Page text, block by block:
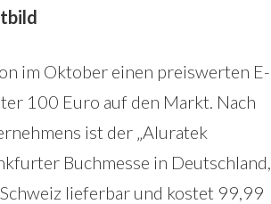
im Oktober einen preiswerten E-
100 Euro auf den Markt. Nach
ist der „Aluratek
Buchmesse in Deutschland,
lieferbar und kostet 99,99